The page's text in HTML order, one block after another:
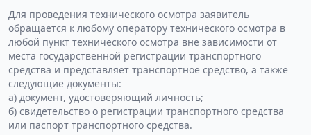
Для проведения технического осмотра заявитель
обращается к любому оператору технического осмотра в
любой пункт технического осмотра вне зависимости от
места государственной регистрации транспортного
средства и представляет транспортное средство, а также
следующие документы:
а) документ, удостоверяющий личность;
б) свидетельство о регистрации транспортного средства
или паспорт транспортного средства.